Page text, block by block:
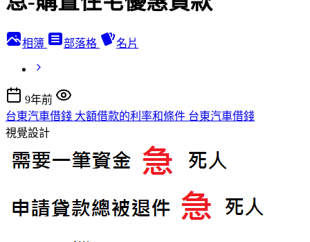
相簿 部落格 名片
9年前
台東汽車借錢 大額借款的利率和條件 台東汽車借錢
視覺設計